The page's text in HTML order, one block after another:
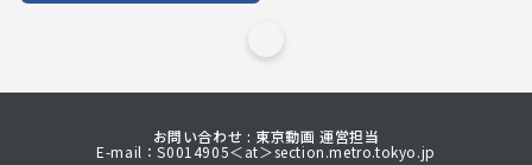
お問い合わせ : 東京動画 運営担当
E-mail：S0014905＜at＞section.metro.tokyo.jp